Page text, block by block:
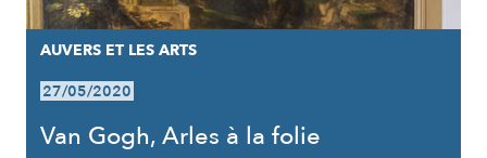
AUVERS ET LES ARTS
27/05/2020
Van Gogh, Arles à la folie